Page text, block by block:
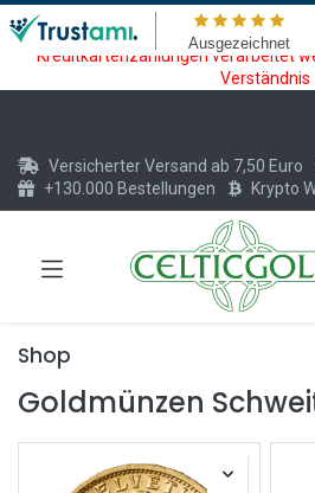
Wartungsarbeiten am Kreditkarten und
Zeit vom 20.07. - 09.08.2026
Kreditkartenzahlungen verarbeitet
Verständnis
Versicherter Versand ab 7,50 Euro
+130.000 Bestellungen
Krypto
Shop
Goldmünzen